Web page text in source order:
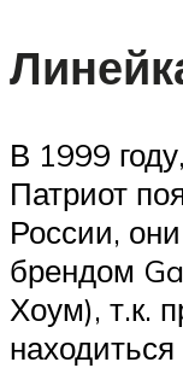
В 1999
Патриот
России,
брендом
Хоум), т.к.